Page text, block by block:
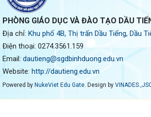
PHÒNG GIÁO DỤC VÀ ĐÀO TẠO DẦU
Địa chỉ: Khu phố 4B, Thị trấn Dầu Tiếng, Dầu
Điện thoại: 0274.3561.159
Email: dautieng@sgdbinhduong.edu.vn
Website: http://dautieng.edu.vn
Powered by NukeViet Edu Gate. Design by